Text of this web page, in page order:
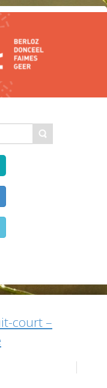
court –